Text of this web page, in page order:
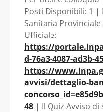
Sicilia -
Sanitaria
di Enna
Posti Disponibili: 1 |
Sanitaria
Ufficiale:
https://
d-76a3-4087-ad3b-
https://
avvisi/dettaglio-
48 | Il Quiz Avviso